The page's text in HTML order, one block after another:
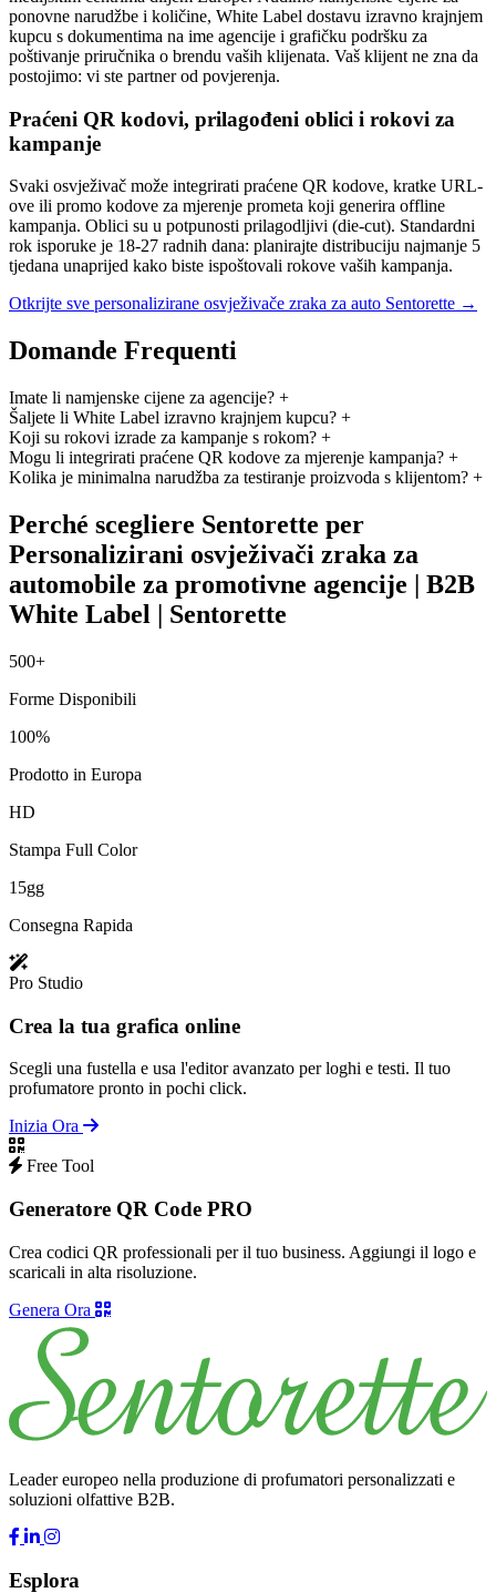
ponovne narudžbe i količine, White Label dostavu izravno krajnjem
kupcu s dokumentima na ime agencije i grafičku podršku za
poštivanje priručnika o brendu vaših klijenata. Vaš klijent ne zna da
postojimo: vi ste partner od povjerenja.
Praćeni QR kodovi, prilagođeni oblici i rokovi za
kampanje
Svaki osvježivač može integrirati praćene QR kodove, kratke URL-
ove ili promo kodove za mjerenje prometa koji generira offline
kampanja. Oblici su u potpunosti prilagodljivi (die-cut). Standardni
rok isporuke je 18-27 radnih dana: planirajte distribuciju najmanje 5
tjedana unaprijed kako biste ispoštovali rokove vaših kampanja.
Otkrijte sve personalizirane osvježivače zraka za auto Sentorette →
Domande Frequenti
Imate li namjenske cijene za agencije? +
Šaljete li White Label izravno krajnjem kupcu? +
Koji su rokovi izrade za kampanje s rokom? +
Mogu li integrirati praćene QR kodove za mjerenje kampanja? +
Kolika je minimalna narudžba za testiranje proizvoda s klijentom? +
Perché scegliere Sentorette per
Personalizirani osvježivači zraka za
automobile za promotivne agencije | B2B
White Label | Sentorette
500+
Forme Disponibili
100%
Prodotto in Europa
HD
Stampa Full Color
15gg
Consegna Rapida
Pro Studio
Crea la tua grafica online
Scegli una fustella e usa l'editor avanzato per loghi e testi. Il tuo
profumatore pronto in pochi click.
Inizia Ora
Free Tool
Generatore QR Code PRO
Crea codici QR professionali per il tuo business. Aggiungi il logo e
scaricali in alta risoluzione.
Genera Ora
Leader europeo nella produzione di profumatori personalizzati e
soluzioni olfattive B2B.
Esplora